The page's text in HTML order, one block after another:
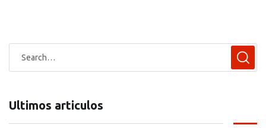
Ultimos articulos